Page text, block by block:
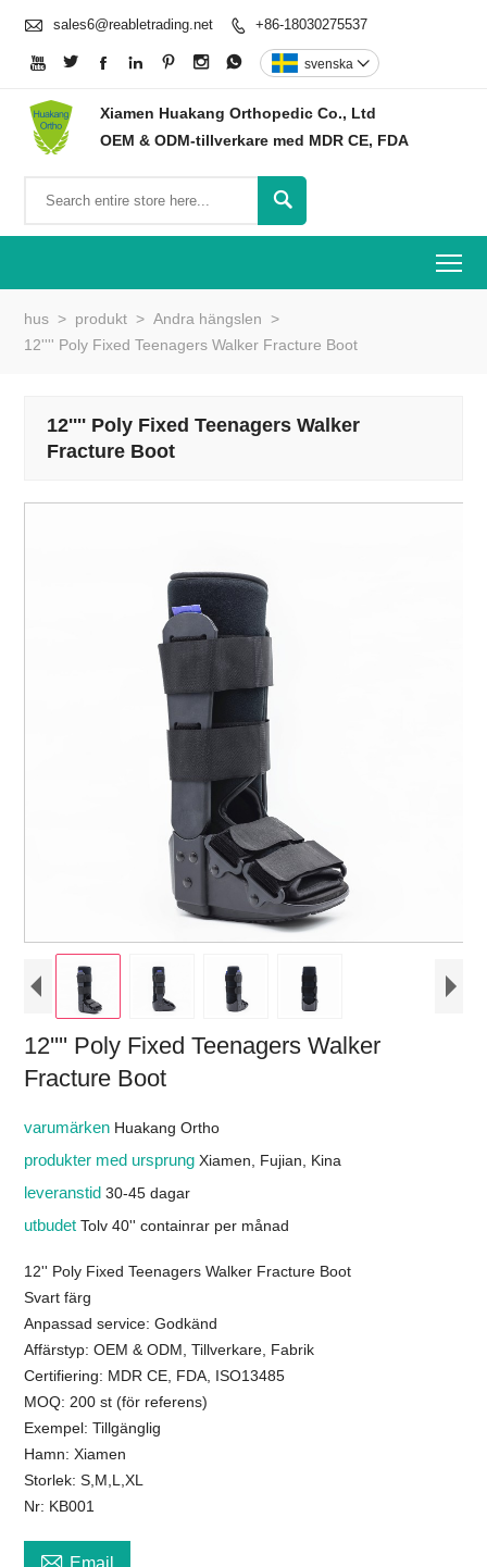
 sales6@reabletrading.net  +86-18030275537
       svenska 
Xiamen Huakang Orthopedic Co., Ltd
OEM & ODM-tillverkare med MDR CE, FDA

hus > produkt > Andra hängslen >
12'''' Poly Fixed Teenagers Walker Fracture Boot
12'''' Poly Fixed Teenagers Walker
Fracture Boot
12'''' Poly Fixed Teenagers Walker
Fracture Boot
varumärken Huakang Ortho
produkter med ursprungXiamen, Fujian, Kina
leveranstid30-45 dagar
utbudetTolv 40'' containrar per månad
12'' Poly Fixed Teenagers Walker Fracture Boot
Svart färg
Anpassad service: Godkänd
Affärstyp: OEM & ODM, Tillverkare, Fabrik
Certifiering: MDR CE, FDA, ISO13485
MOQ: 200 st (för referens)
Exempel: Tillgänglig
Hamn: Xiamen
Storlek: S,M,L,XL
Nr: KB001
 Email